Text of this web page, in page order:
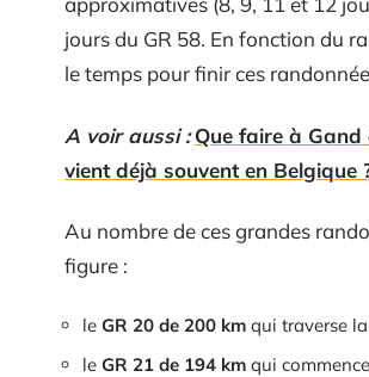
jours du GR 58. En fonction du
le temps pour finir ces
A voir aussi : Que faire à
vient déjà souvent en Belgique
Au nombre de ces grandes
figure :
le GR 20 de 200 km qui traverse la
le GR 21 de 194 km qui